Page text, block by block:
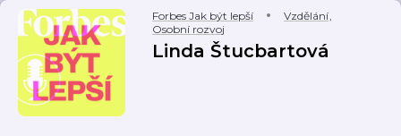
Forbes Jak být lepší Vzdělání,
Osobní rozvoj
Linda Štucbartová